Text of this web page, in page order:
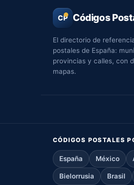
CP Códigos
El directorio de
postales de España:
provincias y calles, con
mapas.
CÓDIGOS POSTALES
España México
Bielorrusia Brasil